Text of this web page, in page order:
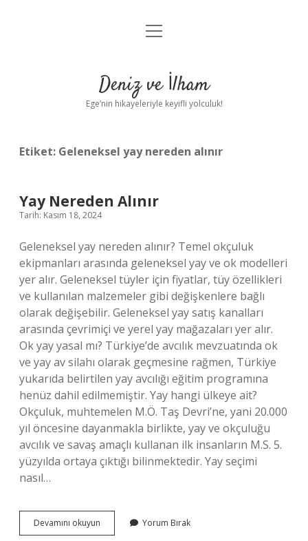
Anasayfa
Yasal Uyarı
menüyü
Deniz ve İlham
Ege’nin hikayeleriyle keyifli yolculuk!
Etiket: Geleneksel yay nereden alınır
Yay Nereden Alınır
Tarih: Kasım 18, 2024
Geleneksel yay nereden alınır? Temel okçuluk
ekipmanları arasında geleneksel yay ve ok modelleri
yer alır. Geleneksel tüyler için fiyatlar, tüy özellikleri
ve kullanılan malzemeler gibi değişkenlere bağlı
olarak değişebilir. Geleneksel yay satış kanalları
arasında çevrimiçi ve yerel yay mağazaları yer alır.
Ok yay yasal mı? Türkiye’de avcılık mevzuatında ok
ve yay av silahı olarak geçmesine rağmen, Türkiye
yukarıda belirtilen yay avcılığı eğitim programına
henüz dahil edilmemiştir. Yay hangi ülkeye ait?
Okçuluk, muhtemelen M.Ö. Taş Devri’ne, yani 20.000
yıl öncesine dayanmakla birlikte, yay ve okçuluğu
avcılık ve savaş amaçlı kullanan ilk insanların M.S. 5.
yüzyılda ortaya çıktığı bilinmektedir. Yay seçimi
nasıl…
Devamını okuyun
Nereden
Yorum Bırak